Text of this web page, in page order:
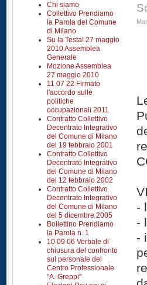
Chi siamo
Collettivo Prendiamo
la Parola del Comune
di Milano
Su la Testa! 27 maggio
2010 Assemblea
Generale
Mozione Assemblea
27 maggio 2010
11 07 22 Firmato
l'accordo sulle
politiche
occupazionali 2011
Contratto Collettivo
Decentrato Integrativo
del Comune di Milano
del 19 febbraio 2001
Contratto Collettivo
Decentrato Integrativo
del Comune di Milano
del 12 febbraio 2002
Contratto Collettivo
Decentrato Integrativo
del Comune di Milano
del 5 dicembre 2005
Bollettino Prendiamo
la Parola n. 1
10 09 06 Verbale di
chiusura del confronto
sul personale del
Centro Professionale
"A. Greppi"
-
-
-